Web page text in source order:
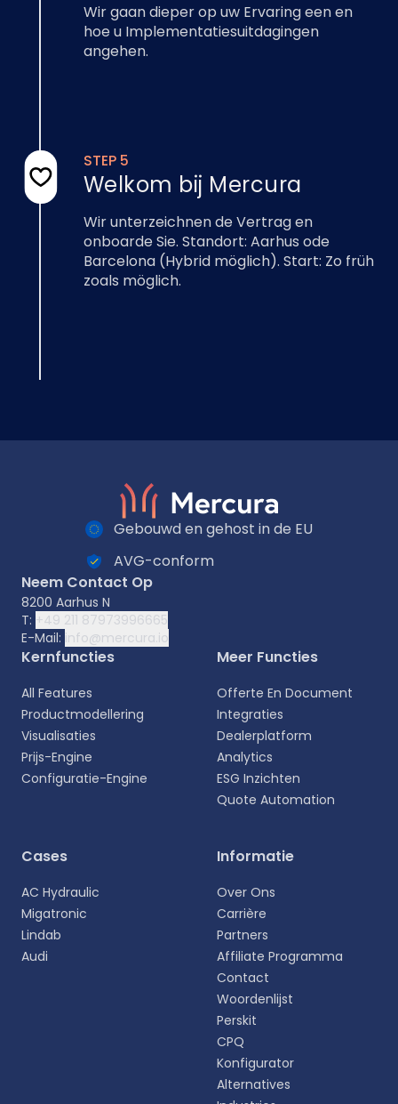
Selecteer uw taal
persoonlijke ervaring.
Wir gaan dieper op uw Ervaring een en
hoe u Implementatiesuitdagingen
angehen.
STEP 5
Welkom bij Mercura
Wir unterzeichnen de Vertrag en
onboarde Sie. Standort: Aarhus ode
Barcelona (Hybrid möglich). Start: Zo früh
zoals möglich.
Gebouwd en gehost in de EU
AVG-conform
Neem Contact Op
8200 Aarhus N
T: +49 211 87973996665
E-Mail: info@mercura.io
Kernfuncties
All Features
Productmodellering
Visualisaties
Prijs-Engine
Configuratie-Engine
Meer Functies
Offerte En Document
Integraties
Dealerplatform
Analytics
ESG Inzichten
Quote Automation
Cases
AC Hydraulic
Migatronic
Lindab
Audi
Informatie
Over Ons
Carrière
Partners
Affiliate Programma
Contact
Woordenlijst
Perskit
CPQ
Konfigurator
Alternatives